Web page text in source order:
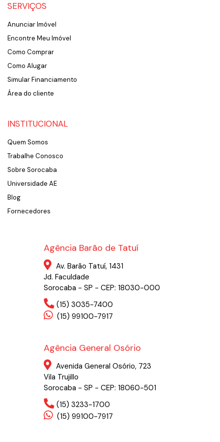
SERVIÇOS
Anunciar Imóvel
Encontre Meu Imóvel
Como Comprar
Como Alugar
Simular Financiamento
Área do cliente
INSTITUCIONAL
Quem Somos
Trabalhe Conosco
Sobre Sorocaba
Universidade AE
Blog
Fornecedores
Agência Barão de Tatuí
Av. Barão Tatuí, 1431
Jd. Faculdade
Sorocaba - SP - CEP: 18030-000
(15) 3035-7400
(15) 99100-7917
Agência General Osório
Avenida General Osório, 723
Vila Trujillo
Sorocaba - SP - CEP: 18060-501
(15) 3233-1700
(15) 99100-7917